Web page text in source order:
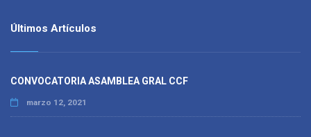
Últimos Artículos
CONVOCATORIA ASAMBLEA GRAL CCF
marzo 12, 2021